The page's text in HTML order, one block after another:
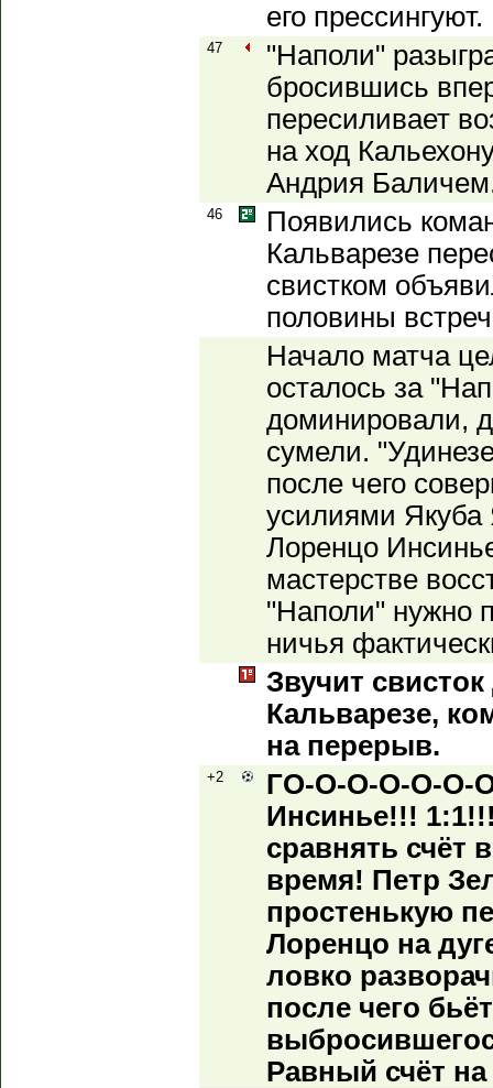
его прессингуют.
47
"Наполи"
бросившись
пересиливает
на ход
Андрия
46
Появились
Кальварезе
свистком
половины
Начало матча
осталось за
доминировали,
сумели.
после чего
усилиями Якуба
Лоренцо
мастерстве
"Наполи" нужно
ничья
Звучит
Кальварезе,
на перерыв.
+2
ГО-О-О-О-О-О-
Инсинье!!!
сравнять счёт
время! Петр
простенькую
Лоренцо на
ловко
после чего
Равный счёт